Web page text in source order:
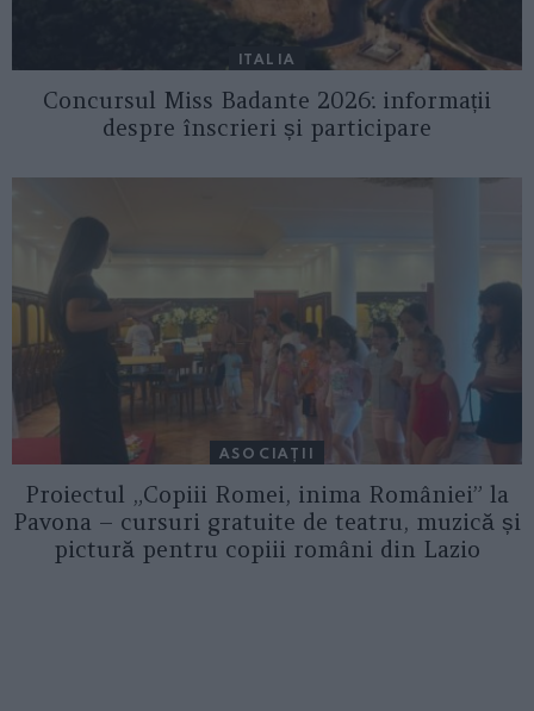
ITALIA
Concursul Miss Badante 2026: informații
despre înscrieri și participare
ASOCIAŢII
Proiectul „Copiii Romei, inima României” la
Pavona – cursuri gratuite de teatru, muzică și
pictură pentru copiii români din Lazio